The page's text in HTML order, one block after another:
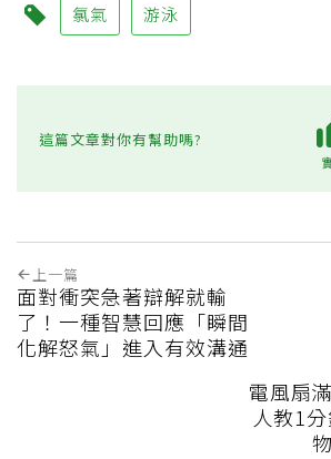
氯氣 游泳
這篇文章對你有幫助嗎?
上一篇
面對衝突急著辯解就輸
了！一種智慧回應「瞬間
化解怒氣」進入有效溝通
電風扇
人教1